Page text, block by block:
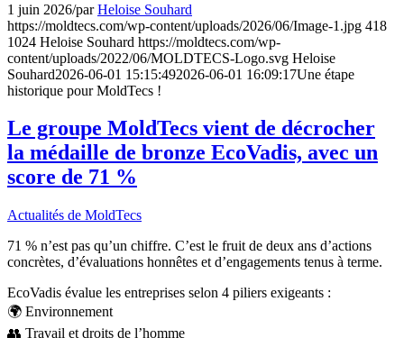
1 juin 2026/parHeloise Souhard
https://moldtecs.com/wp-content/uploads/2026/06/Image-1.jpg 418
1024 Heloise Souhard https://moldtecs.com/wp-
content/uploads/2022/06/MOLDTECS-Logo.svg Heloise
Souhard2026-06-01 15:15:492026-06-01 16:09:17Une étape
historique pour MoldTecs !
Le groupe MoldTecs vient de décrocher
la médaille de bronze EcoVadis, avec un
score de 71 %
Actualités de MoldTecs
71 % n’est pas qu’un chiffre. C’est le fruit de deux ans d’actions
concrètes, d’évaluations honnêtes et d’engagements tenus à terme.
EcoVadis évalue les entreprises selon 4 piliers exigeants :
🌍 Environnement
👥 Travail et droits de l’homme